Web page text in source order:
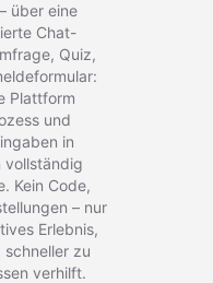
über eine
Chat-
Quiz,
Plattform
und
in
vollständig
Kein Code,
– nur
Erlebnis,
zu
verhilft.